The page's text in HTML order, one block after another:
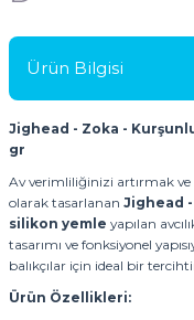
Ürün Bilgisi
Jighead - Zoka - Kurşunlu
gr
Av verimliliğinizi artırmak ve
olarak tasarlanan Jighead
silikon yemle yapılan
tasarımı ve fonksiyonel
balıkçılar için ideal bir
Ürün Özellikleri: